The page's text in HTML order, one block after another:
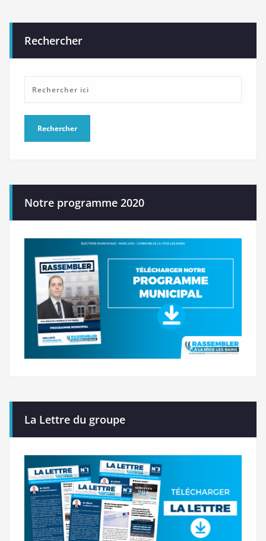
Rechercher
Notre programme 2020
La Lettre du groupe